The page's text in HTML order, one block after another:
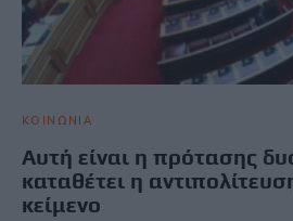
ΚΟΙΝΩΝΙΑ
Αυτή είναι η πρότασης
καταθέτει η
κείμενο